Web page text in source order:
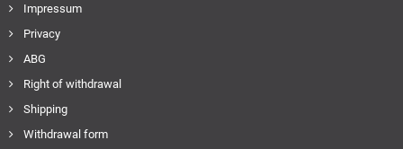
Impressum
Privacy
ABG
Right of withdrawal
Shipping
Withdrawal form